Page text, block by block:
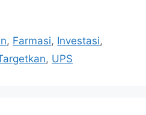
, Farmasi, Investasi,
, UPS